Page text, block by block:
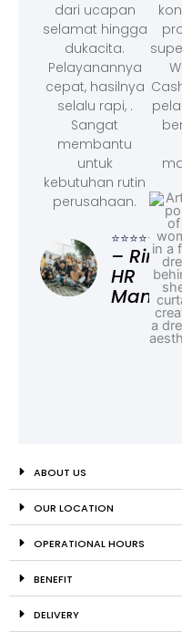
dari ucapan
selamat hingga
dukacita.
Pelayanannya
cepat, hasilnya
selalu rapi, .
Sangat
membantu
untuk
kebutuhan rutin
perusahaan.
⭐⭐⭐⭐⭐
– Rina,
HR
ABOUT US
OUR LOCATION
OPERATIONAL HOURS
BENEFIT
DELIVERY